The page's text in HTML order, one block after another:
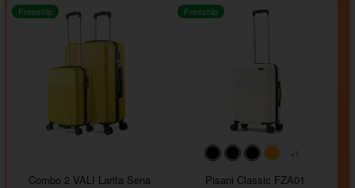
Freeship
Combo 2 VALI Larita Sena
#000000#000000#000000
+1
Freeship
Pisani Classic FZA01